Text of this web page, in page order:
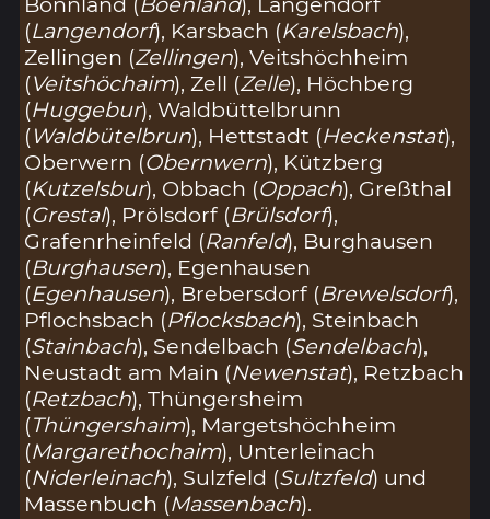
(Langendorf), Karsbach (Karelsbach),
Zellingen (Zellingen), Veitshöchheim
(Veitshöchaim), Zell (Zelle), Höchberg
(Huggebur), Waldbüttelbrunn
(Waldbütelbrun), Hettstadt (Heckenstat),
Oberwern (Obernwern), Kützberg
(Kutzelsbur), Obbach (Oppach), Greßthal
(Grestal), Prölsdorf (Brülsdorf),
Grafenrheinfeld (Ranfeld), Burghausen
(Burghausen), Egenhausen
(Egenhausen), Brebersdorf (Brewelsdorf),
Pflochsbach (Pflocksbach), Steinbach
(Stainbach), Sendelbach (Sendelbach),
Neustadt am Main (Newenstat), Retzbach
(Retzbach), Thüngersheim
(Thüngershaim), Margetshöchheim
(Margarethochaim), Unterleinach
(Niderleinach), Sulzfeld (Sultzfeld) und
Massenbuch (Massenbach).